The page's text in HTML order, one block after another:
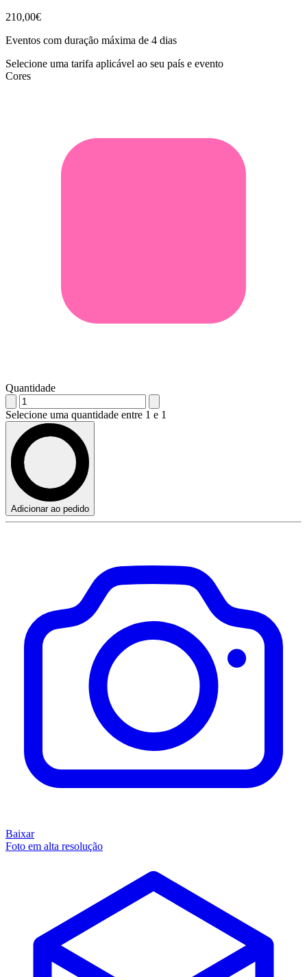
210,00€
Eventos com duração máxima de 4 dias
Selecione uma tarifa aplicável ao seu país e evento
Cores
Quantidade
Selecione uma quantidade entre 1 e 1
Adicionar ao pedido
Baixar
Foto em alta resolução